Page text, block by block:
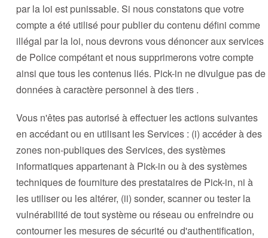
par la loi est punissable. Si nous constatons que votre
compte a été utilisé pour publier du contenu défini comme
illégal par la loi, nous devrons vous dénoncer aux services
de Police compétant et nous supprimerons votre compte
ainsi que tous les contenus liés. Pick-in ne divulgue pas de
données à caractère personnel à des tiers .
Vous n'êtes pas autorisé à effectuer les actions suivantes
en accédant ou en utilisant les Services : (i) accéder à des
zones non-publiques des Services, des systèmes
informatiques appartenant à Pick-in ou à des systèmes
techniques de fourniture des prestataires de Pick-in, ni à
les utiliser ou les altérer, (ii) sonder, scanner ou tester la
vulnérabilité de tout système ou réseau ou enfreindre ou
contourner les mesures de sécurité ou d'authentification,